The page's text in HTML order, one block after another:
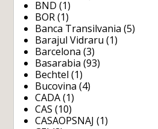
BND (1)
BOR (1)
Banca Transilvania (5)
Barajul Vidraru (1)
Barcelona (3)
Basarabia (93)
Bechtel (1)
Bucovina (4)
CADA (1)
CAS (10)
CASAOPSNAJ (1)